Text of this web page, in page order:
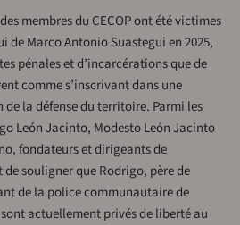
membres du CECOP ont été victimes
de Marco Antonio Suastegui en 2025,
pénales et d’incarcérations que de
comme s’inscrivant dans une
la défense du territoire. Parmi les
León Jacinto, Modesto León Jacinto
fondateurs et dirigeants de
souligner que Rodrigo, père de
de la police communautaire de
actuellement privés de liberté au